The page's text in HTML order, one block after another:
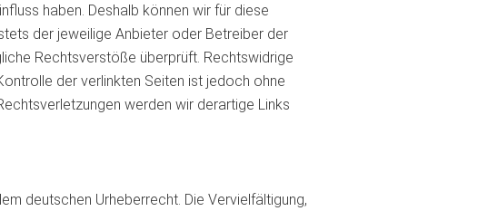
haben. Deshalb können wir für diese
der jeweilige Anbieter oder Betreiber der
Rechtsverstöße überprüft. Rechtswidrige
der verlinkten Seiten ist jedoch ohne
werden wir derartige Links
deutschen Urheberrecht. Die Vervielfältigung,